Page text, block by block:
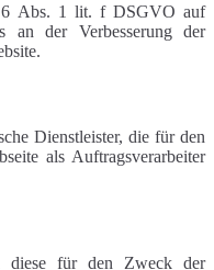
6 Abs. 1 lit. f DSGVO auf
an der Verbesserung der
Dienstleister, die für den
als Auftragsverarbeiter
diese für den Zweck der